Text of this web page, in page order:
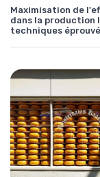
Maximisation de
dans la production
techniques